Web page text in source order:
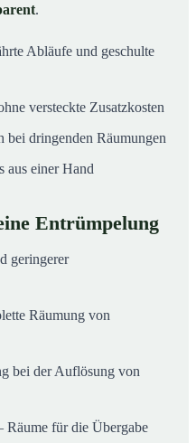
.
Abläufe und geschulte
versteckte Zusatzkosten
bei dringenden Räumungen
aus einer Hand
Entrümpelung
geringerer
Räumung von
bei der Auflösung von
Räume für die Übergabe